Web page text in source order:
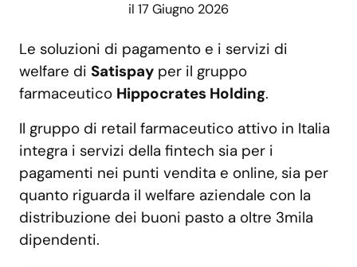
il 17 Giugno 2026
Le soluzioni di pagamento e i servizi di
welfare di Satispay per il gruppo
farmaceutico Hippocrates Holding.
Il gruppo di retail farmaceutico attivo in Italia
integra i servizi della fintech sia per i
pagamenti nei punti vendita e online, sia per
quanto riguarda il welfare aziendale con la
distribuzione dei buoni pasto a oltre 3mila
dipendenti.